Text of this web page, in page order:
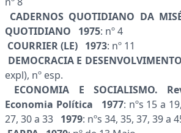
CADERNOS QUOTIDIANO DA
QUOTIDIANO 1975: nº 4
COURRIER (LE) 1973: nº 11
DEMOCRACIA E
expl), nº esp.
ECONOMIA E SOCIALISMO.
Economia Política 1977: nºs 15 a
27, 30 a 33 1979: nºs 34, 35, 37, 39 a